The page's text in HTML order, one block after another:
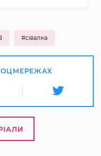
#сівалка